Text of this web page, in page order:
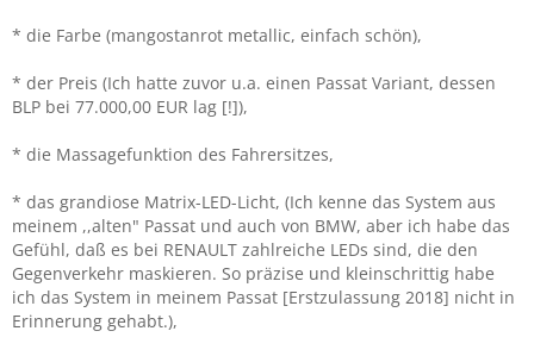
* die Farbe (mangostanrot metallic, einfach schön),
* der Preis (Ich hatte zuvor u.a. einen Passat Variant, dessen
BLP bei 77.000,00 EUR lag [!]),
* die Massagefunktion des Fahrersitzes,
* das grandiose Matrix-LED-Licht, (Ich kenne das System aus
meinem ,,alten" Passat und auch von BMW, aber ich habe das
Gefühl, daß es bei RENAULT zahlreiche LEDs sind, die den
Gegenverkehr maskieren. So präzise und kleinschrittig habe
ich das System in meinem Passat [Erstzulassung 2018] nicht in
Erinnerung gehabt.),